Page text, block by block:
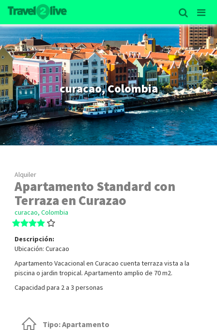
curacao, Colombia
Alquiler
Apartamento Standard con
Terraza en Curazao
curacao, Colombia
Descripción:
Ubicación: Curacao
Apartamento Vacacional en Curacao cuenta terraza vista a la
piscina o jardin tropical. Apartamento amplio de 70 m2.
Capacidad para 2 a 3 personas
Tipo: Apartamento